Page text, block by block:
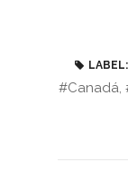
LABEL:
#Canadá,